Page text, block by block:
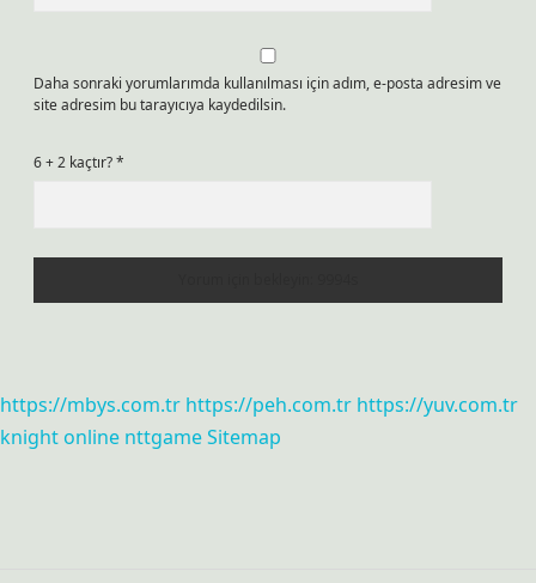
Daha sonraki yorumlarımda kullanılması için adım, e-posta adresim ve
site adresim bu tarayıcıya kaydedilsin.
6 + 2 kaçtır?*
https://mbys.com.tr https://peh.com.tr https://yuv.com.tr
knight online nttgameSitemap